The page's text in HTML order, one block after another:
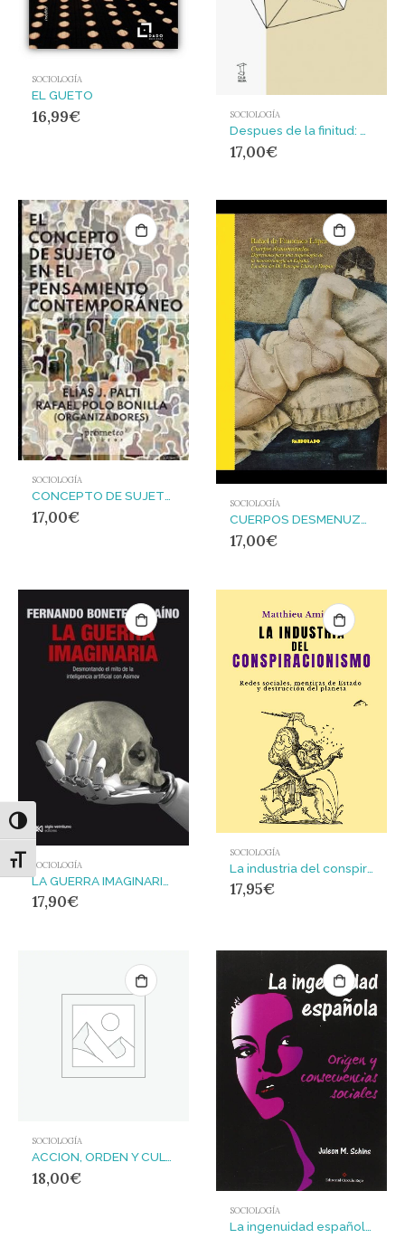
Alternar alto contraste
Alternar tamaño de letra
SOCIOLOGÍA
EL GUETO
16,99€ SOCIOLOGÍA
17,00€
SOCIOLOGÍA
17,00€
SOCIOLOGÍA
CUERPOS DESMENUZADOS
17,00€
SOCIOLOGÍA
17,90€
SOCIOLOGÍA
17,95€
SOCIOLOGÍA
18,00€
SOCIOLOGÍA